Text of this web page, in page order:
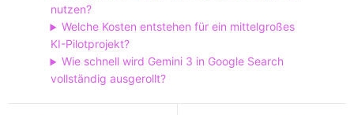
nutzen?
Welche Kosten entstehen für ein mittelgroßes
KI-Pilotprojekt?
Wie schnell wird Gemini 3 in Google Search
vollständig ausgerollt?